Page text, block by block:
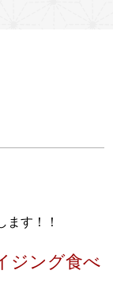
ます！！
ジング食べ